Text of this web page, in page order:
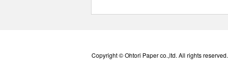
Copyright © Ohtori Paper co.,ltd. All rights reserved.